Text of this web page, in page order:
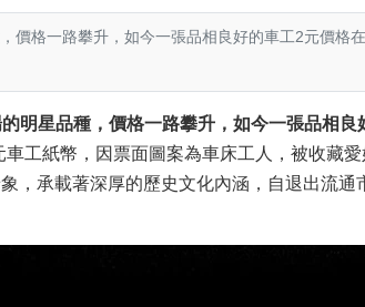
價格一路攀升，如今一張品相良好的車工2元價格
明星品種，價格一路攀升，如今一張品相
紙幣，因票面圖案為車床工人，被收
承載著深厚的歷史文化內涵，自退出流通市